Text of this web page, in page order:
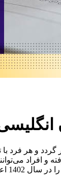
برگزار گردد
کنیم.